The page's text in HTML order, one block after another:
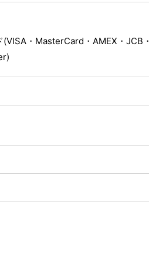
・MasterCard・AMEX・JCB・